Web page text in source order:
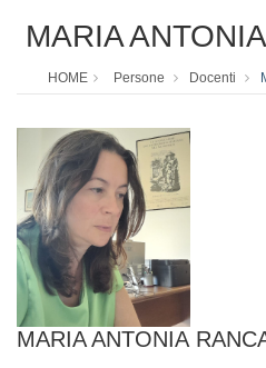
MARIA
HOME Persone Docenti
MARIA ANTONIA